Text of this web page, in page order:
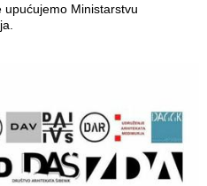
upućujemo Ministarstvu